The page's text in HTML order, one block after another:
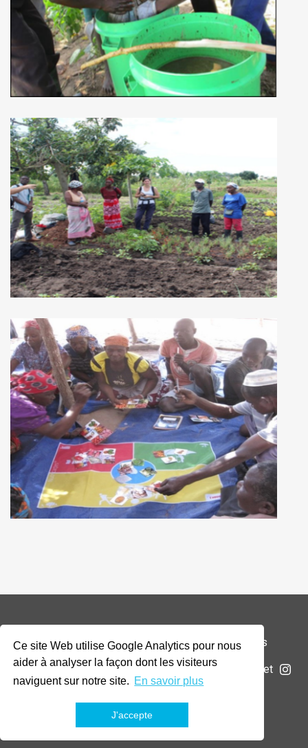
Ce site Web utilise Google Analytics pour nous
aider à analyser la façon dont les visiteurs
naviguent sur notre site. En savoir plus
J'accepte
© 2026 Addax & Oryx Foundation —Mentions légales
La Fondation Projets Actualités Soumettre un projet